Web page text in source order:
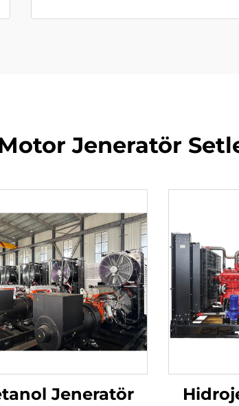
Jeneratör
Jeneratör